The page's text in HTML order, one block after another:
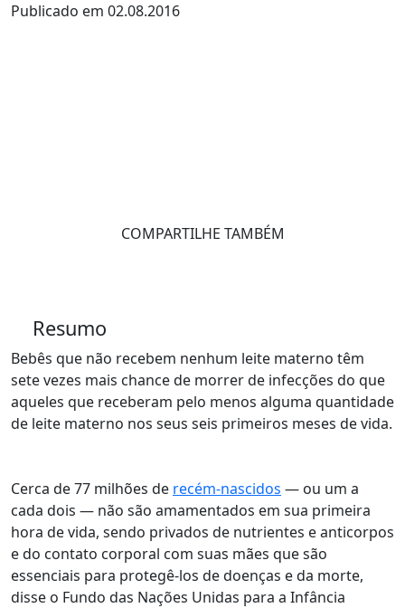
Publicado em 02.08.2016
COMPARTILHE TAMBÉM
Resumo
Bebês que não recebem nenhum leite materno têm
sete vezes mais chance de morrer de infecções do que
aqueles que receberam pelo menos alguma quantidade
de leite materno nos seus seis primeiros meses de vida.
Cerca de 77 milhões de recém-nascidos — ou um a
cada dois — não são amamentados em sua primeira
hora de vida, sendo privados de nutrientes e anticorpos
e do contato corporal com suas mães que são
essenciais para protegê-los de doenças e da morte,
disse o Fundo das Nações Unidas para a Infância